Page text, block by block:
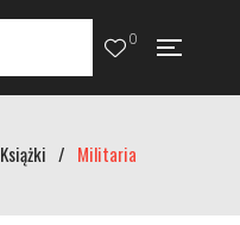
0
Książki / Militaria